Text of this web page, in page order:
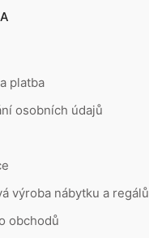
platba
osobních údajů
výroba nábytku a regálů
obchodů